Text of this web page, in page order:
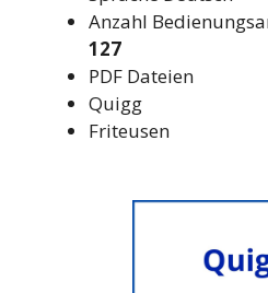
Anzahl
127
PDF Dateien
Quigg
Friteusen